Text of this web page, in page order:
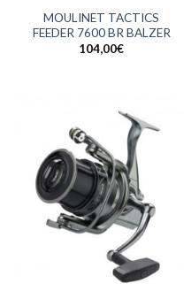
MOULINET TACTICS
FEEDER 7600 BR BALZER
104,00€